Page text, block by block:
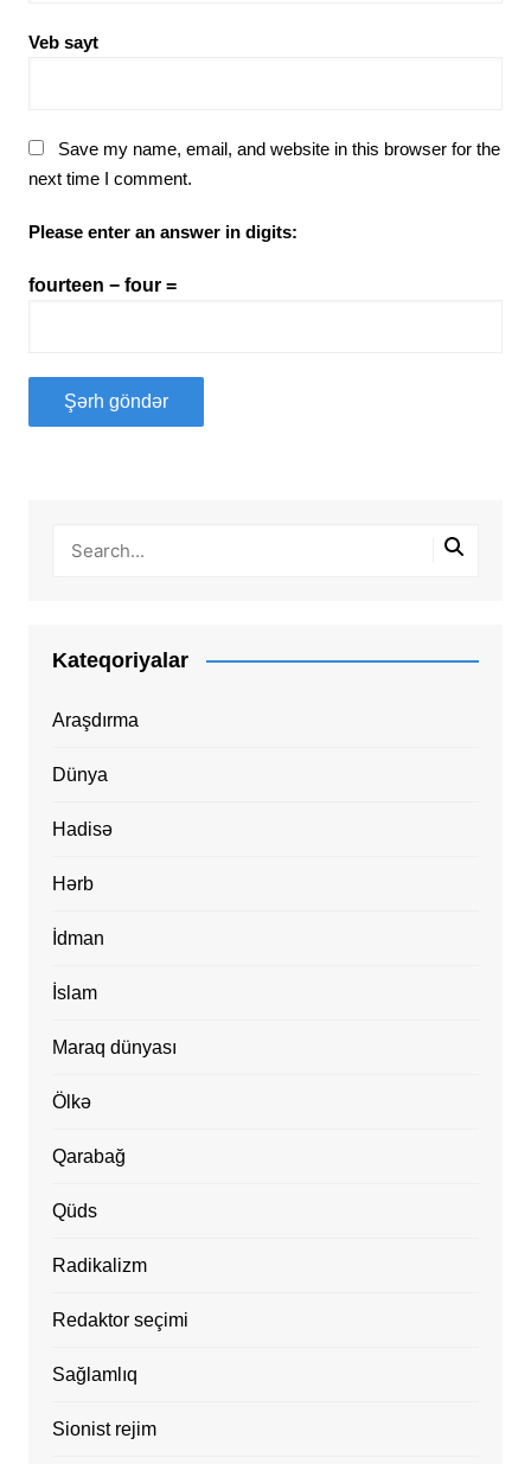
Veb sayt
Save my name, email, and website in this browser for the
next time I comment.
Please enter an answer in digits:
fourteen − four =
Kateqoriyalar
Araşdırma
Dünya
Hadisə
Hərb
İdman
İslam
Maraq dünyası
Ölkə
Qarabağ
Qüds
Radikalizm
Redaktor seçimi
Sağlamlıq
Sionist rejim